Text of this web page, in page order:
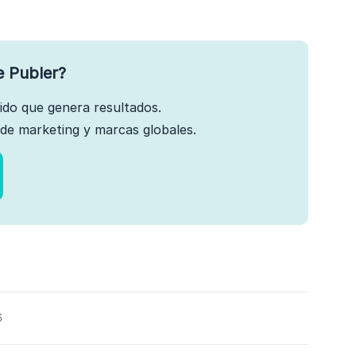
Publer?
que genera resultados.
marketing y marcas globales.